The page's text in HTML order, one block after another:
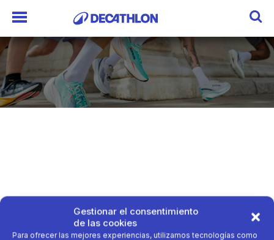
Gestionar el consentimiento
de las cookies
Para ofrecer las mejores experiencias, utilizamos tecnologías como